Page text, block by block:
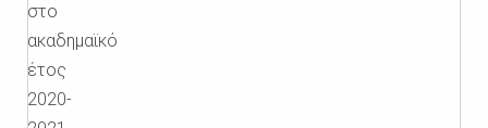
στο
ακαδημαϊκό
έτος
2020-